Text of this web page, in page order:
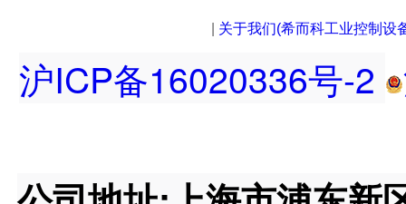
关于我们(希而科工业控制设
沪ICP备16020336号-2